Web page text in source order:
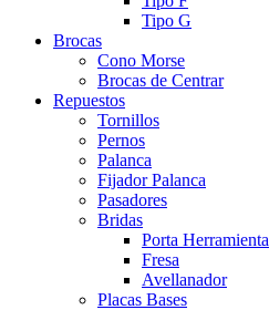
Tipo G
Brocas
Cono Morse
Brocas de Centrar
Repuestos
Tornillos
Pernos
Palanca
Fijador Palanca
Pasadores
Bridas
Porta Herramienta
Fresa
Avellanador
Placas Bases